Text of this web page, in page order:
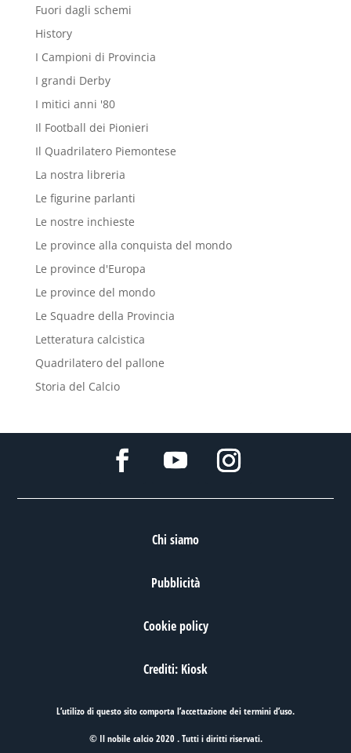
Fuori dagli schemi
History
I Campioni di Provincia
I grandi Derby
I mitici anni '80
Il Football dei Pionieri
Il Quadrilatero Piemontese
La nostra libreria
Le figurine parlanti
Le nostre inchieste
Le province alla conquista del mondo
Le province d'Europa
Le province del mondo
Le Squadre della Provincia
Letteratura calcistica
Quadrilatero del pallone
Storia del Calcio
Chi siamo
Pubblicità
Cookie policy
Crediti: Kiosk
L’utilizo di questo sito comporta l’accettazione deitermini d’uso.
© Il nobile calcio 2020 . Tutti i diritti riservati.